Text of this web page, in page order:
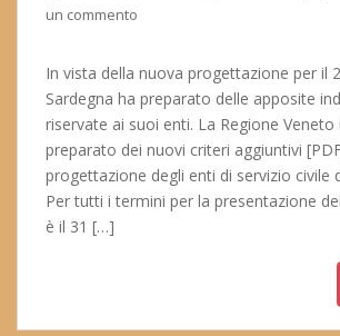
un commento
In vista della nuova progettazione per il
Sardegna ha preparato delle apposite
riservate ai suoi enti. La Regione Veneto
preparato dei nuovi criteri aggiuntivi
progettazione degli enti di servizio civile
Per tutti i termini per la presentazione
è il 31 […]